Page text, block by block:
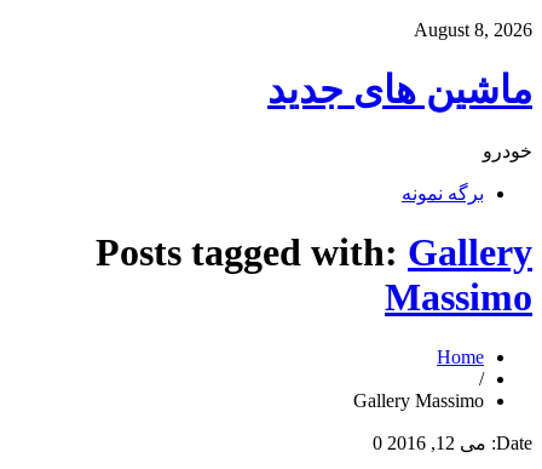
August 8, 2026
ماشین های جدید
خودرو
برگه نمونه
Posts tagged with: Gallery
Massimo
Home
/
Gallery Massimo
Date: می 12, 2016 0